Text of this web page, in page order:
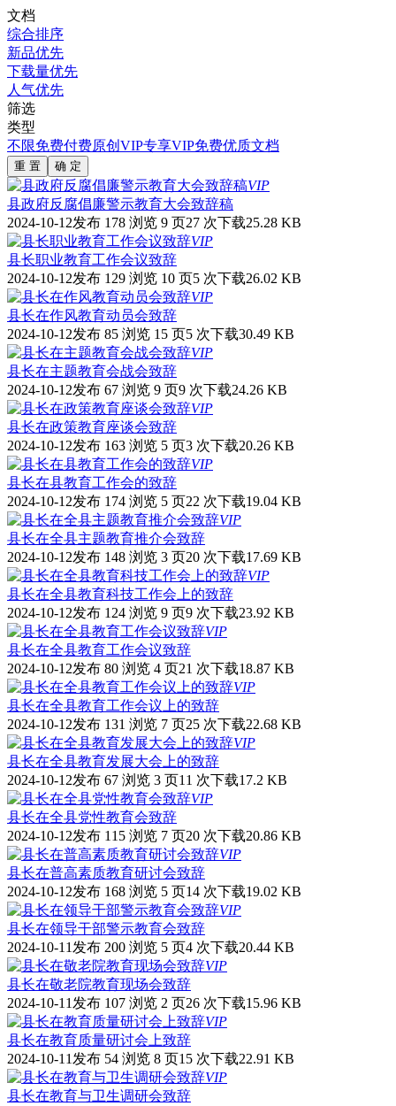
文档
综合排序
新品优先
下载量优先
人气优先
筛选
类型
不限免费付费原创 VIP专享VIP免费优质文档
重 置 确 定
VIP
县政府反腐倡廉警示教育大会致辞稿
2024-10-12发布 178 浏览 9 页27 次下载25.28 KB
VIP
县长职业教育工作会议致辞
2024-10-12发布 129 浏览 10 页5 次下载26.02 KB
VIP
县长在作风教育动员会致辞
2024-10-12发布 85 浏览 15 页5 次下载30.49 KB
VIP
县长在主题教育会战会致辞
2024-10-12发布 67 浏览 9 页9 次下载24.26 KB
VIP
县长在政策教育座谈会致辞
2024-10-12发布 163 浏览 5 页3 次下载20.26 KB
VIP
县长在县教育工作会的致辞
2024-10-12发布 174 浏览 5 页22 次下载19.04 KB
VIP
县长在全县主题教育推介会致辞
2024-10-12发布 148 浏览 3 页20 次下载17.69 KB
VIP
县长在全县教育科技工作会上的致辞
2024-10-12发布 124 浏览 9 页9 次下载23.92 KB
VIP
县长在全县教育工作会议致辞
2024-10-12发布 80 浏览 4 页21 次下载18.87 KB
VIP
县长在全县教育工作会议上的致辞
2024-10-12发布 131 浏览 7 页25 次下载22.68 KB
VIP
县长在全县教育发展大会上的致辞
2024-10-12发布 67 浏览 3 页11 次下载17.2 KB
VIP
县长在全县党性教育会致辞
2024-10-12发布 115 浏览 7 页20 次下载20.86 KB
VIP
县长在普高素质教育研讨会致辞
2024-10-12发布 168 浏览 5 页14 次下载19.02 KB
VIP
县长在领导干部警示教育会致辞
2024-10-11发布 200 浏览 5 页4 次下载20.44 KB
VIP
县长在敬老院教育现场会致辞
2024-10-11发布 107 浏览 2 页26 次下载15.96 KB
VIP
县长在教育质量研讨会上致辞
2024-10-11发布 54 浏览 8 页15 次下载22.91 KB
VIP
县长在教育与卫生调研会致辞